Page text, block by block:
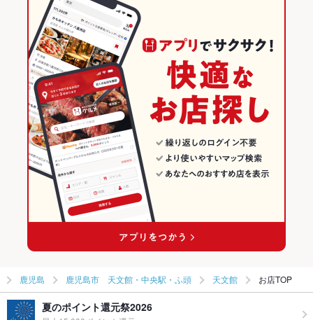
あり ：お得な単品飲み放題は980円からご用意しております。
食べ放題 なし ：食べ放題は御座いません。
カクテル充実、焼酎充実
お子様連れ お子様連れ不可
ウェディン
グパーティ
ー二次会
2次会、貸切などご要望があれば気軽にお問合せ下さいませ。
お祝い・サ
可
その他ご要望は気軽にご相談下さいませ。
焼き鳥・鶏料理
鹿児島市 天文館・中央駅・ふ頭 × 和食
鹿児島市 天文館・中央駅・ふ頭 × 焼き鳥・鶏料理
天文館通駅 × 和食
天文館通駅 × 焼き鳥・鶏料理
鹿児島 × 居酒屋
鹿児島 × 創作
鹿児島 × 和食
鹿児島 × 焼き鳥・鶏料理
鹿児島市 天文館・中央駅・ふ頭のグルメランキング
鹿児島市 天文館・中央駅・ふ頭の居酒屋ランキング
天文館のグルメランキング
天文館の居酒屋ランキング
鹿児島 鹿児島市 天文館・中央駅・ふ頭 天文館 お店TOP
夏のポイント還元祭2026